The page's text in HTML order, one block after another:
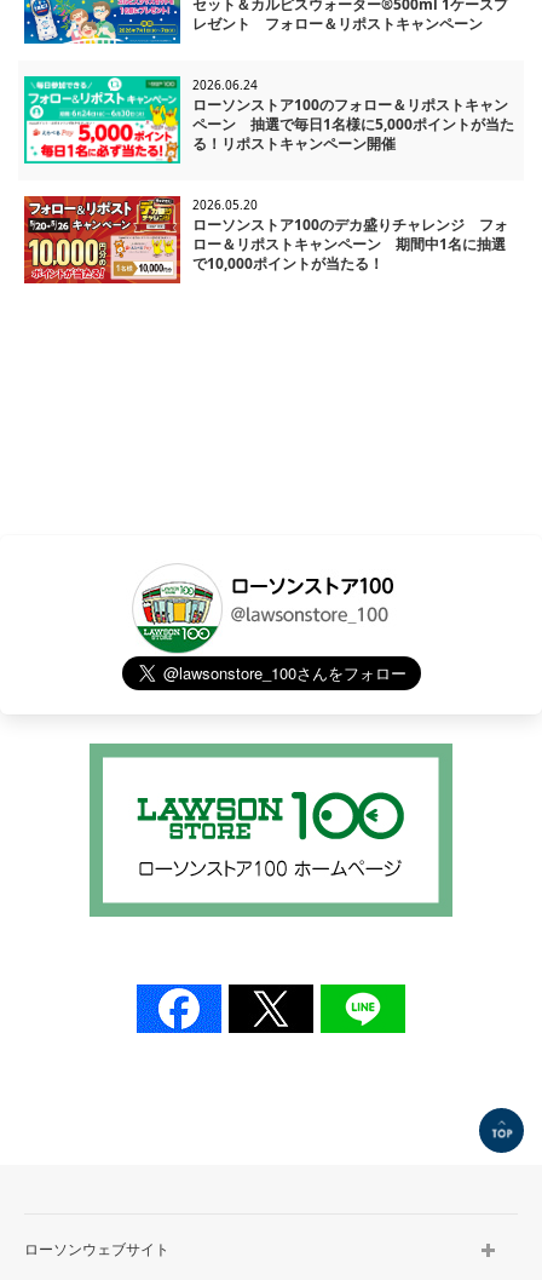
セット＆カルピスウォーター®500ml 1ケースプ
レゼント フォロー＆リポストキャンペーン
2026.06.24
ローソンストア100のフォロー＆リポストキャン
ペーン 抽選で毎日1名様に5,000ポイントが当た
る！リポストキャンペーン開催
2026.05.20
ローソンストア100のデカ盛りチャレンジ フォ
ロー＆リポストキャンペーン 期間中1名に抽選
で10,000ポイントが当たる！
ローソンウェブサイト